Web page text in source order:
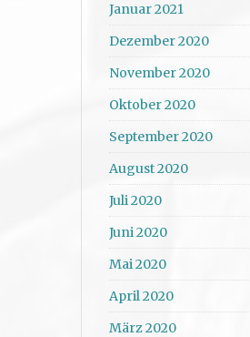
Januar 2021
Dezember 2020
November 2020
Oktober 2020
September 2020
August 2020
Juli 2020
Juni 2020
Mai 2020
April 2020
März 2020